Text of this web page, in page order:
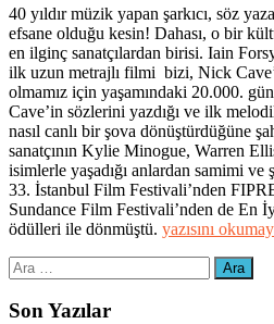
40 yıldır müzik yapan şarkıcı, söz
efsane olduğu kesin! Dahası, o bir
en ilginç sanatçılardan birisi. Iain
ilk uzun metrajlı filmi bizi, Nick
olmamız için yaşamındaki 20.000.
Cave’in sözlerini yazdığı ve ilk
nasıl canlı bir şova dönüştürdüğüne
sanatçının Kylie Minogue, Warren
isimlerle yaşadığı anlardan samimi ve
33. İstanbul Film Festivali’nden
Sundance Film Festivali’nden de En
ödülleri ile dönmüştü. “Dünyada
yazısını
Arama:
Son Yazılar